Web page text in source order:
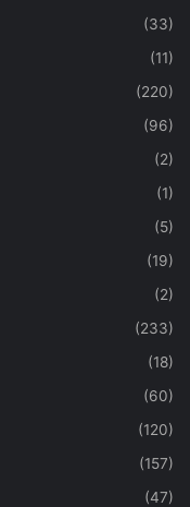
(33)
(11)
(220)
(96)
(2)
(1)
(5)
(19)
(2)
(233)
(18)
(60)
(120)
(157)
(47)